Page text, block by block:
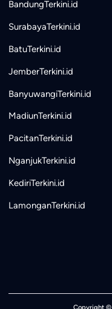
BandungTerkini.id
SurabayaTerkini.id
BatuTerkini.id
JemberTerkini.id
BanyuwangiTerkini.id
MadiunTerkini.id
PacitanTerkini.id
NganjukTerkini.id
KediriTerkini.id
LamonganTerkini.id
Copyright ©